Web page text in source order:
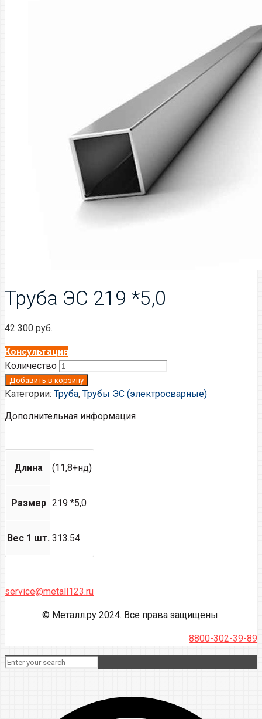
Труба ЭС 219 *5,0
42 300 руб.
Консультация
Количество
Добавить в корзину
Категории: Труба, Трубы ЭС (электросварные)
Дополнительная информация
Длина (11,8+нд)
Размер 219 *5,0
Вес 1 шт. 313.54
service@metall123.ru
© Металл.ру 2024. Все права защищены.
8800-302-39-89